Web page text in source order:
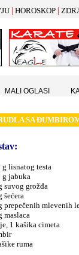
| HOROSKOP |
SAĐ
:
g lisnatog testa
g jabuka
suvog grožđa
šećera
prepečenih mlevenih
maslaca
1 kašika cimeta
ruma
MALI OGLASI